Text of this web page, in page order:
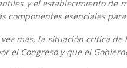
y el establecimiento de
componentes esenciales
vez más, la situación crítica
el Congreso y que el